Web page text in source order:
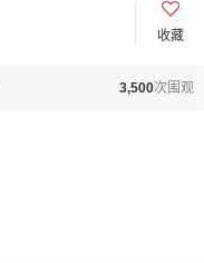
收藏
3,500次围观